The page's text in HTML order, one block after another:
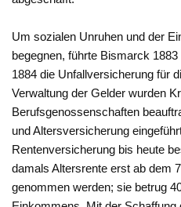
Um sozialen Unruhen und der
begegnen, führte Bismarck
1884 die Unfallversicherung für
Verwaltung der Gelder wurden
Berufsgenossenschaften
und Altersversicherung
Rentenversicherung bis heute
damals Altersrente erst ab dem
genommen werden; sie betrug